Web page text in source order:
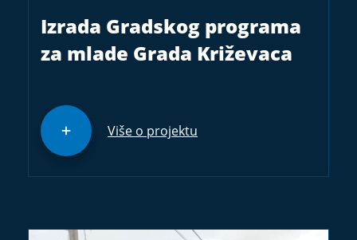
Izrada Gradskog programa
za mlade Grada Križevaca
Više o projektu